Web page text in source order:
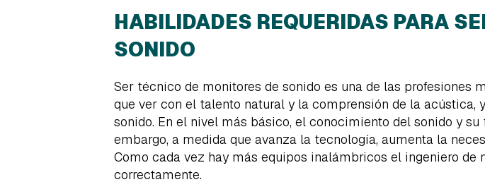
HABILIDADES REQUERIDAS PARA
SONIDO
Ser técnico de monitores de sonido es una de las profesiones
que ver con el talento natural y la comprensión de la acústica,
sonido. En el nivel más básico, el conocimiento del sonido y
embargo, a medida que avanza la tecnología, aumenta la
Como cada vez hay más equipos inalámbricos el ingeniero
correctamente.